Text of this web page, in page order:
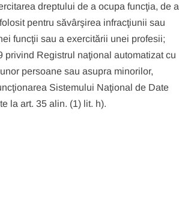
dreptului de a ocupa funcţia, de a
pentru săvârşirea infracţiunii sau
funcţii sau a exercitării unei profesii;
privind Registrul naţional automatizat cu
persoane sau asupra minorilor,
Sistemului Naţional de Date
la art. 35 alin. (1) lit. h).